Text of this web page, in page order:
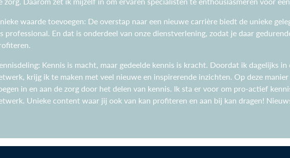
waarde toevoegen: De overstap naar een nieuwe carrière biedt de unieke
professional. En dat is onderdeel van onze dienstverlening, zodat je daar
Kennis is macht, maar gedeelde kennis is kracht. Doordat ik dagelijks
krijg ik te maken met veel nieuwe en inspirerende inzichten. Op deze
in en aan de zorg door het delen van kennis. Ik sta er voor om pro-actief
Unieke content waar jij ook van kan profiteren en aan bij kan dragen!